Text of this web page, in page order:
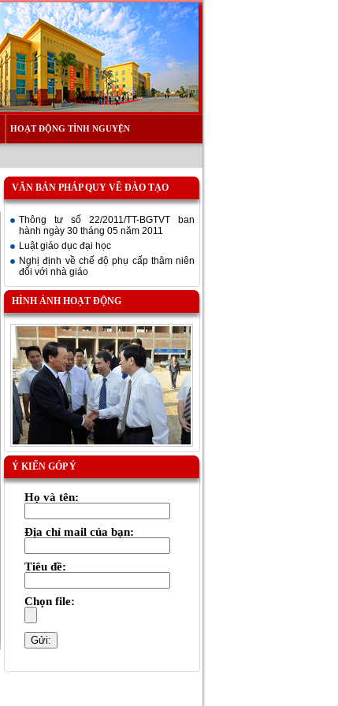
HOẠT ĐỘNG TÌNH NGUYỆN
VĂN BẢN PHÁP QUY VỀ ĐÀO TẠO
Thông tư số 22/2011/TT-BGTVT ban
hành ngày 30 tháng 05 năm 2011
Luật giáo dục đại học
Nghị định về chế độ phụ cấp thâm niên
đối với nhà giáo
HÌNH ẢNH HOẠT ĐỘNG
Ý KIẾN GÓP Ý
Họ và tên:
Địa chỉ mail của bạn:
Tiêu đề:
Chọn file: